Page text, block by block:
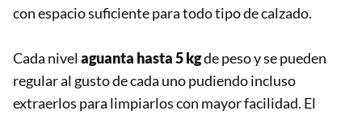
con espacio suficiente para todo tipo de calzado.
Cada nivel aguanta hasta 5 kgde peso y se pueden
regular al gusto de cada uno pudiendo incluso
extraerlos para limpiarlos con mayor facilidad. El